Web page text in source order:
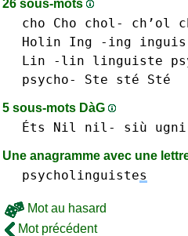
26 sous-mots
cho Cho chol- ch’ol
Holin
Ing -ing inguis
Lin -lin
linguiste
psycho-
Ste sté Sté
5 sous-mots DàG
Éts Nil nil- siù ugni
Une anagramme avec une
psycholinguistes
Mot au hasard
Mot précédent